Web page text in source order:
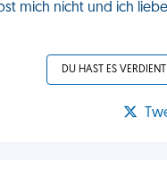
mich nicht und ich
DU HAST ES VERDIENT